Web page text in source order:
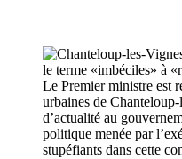
Le Premier ministre est
urbaines de
d’actualité au
politique menée par
stupéfiants dans cette